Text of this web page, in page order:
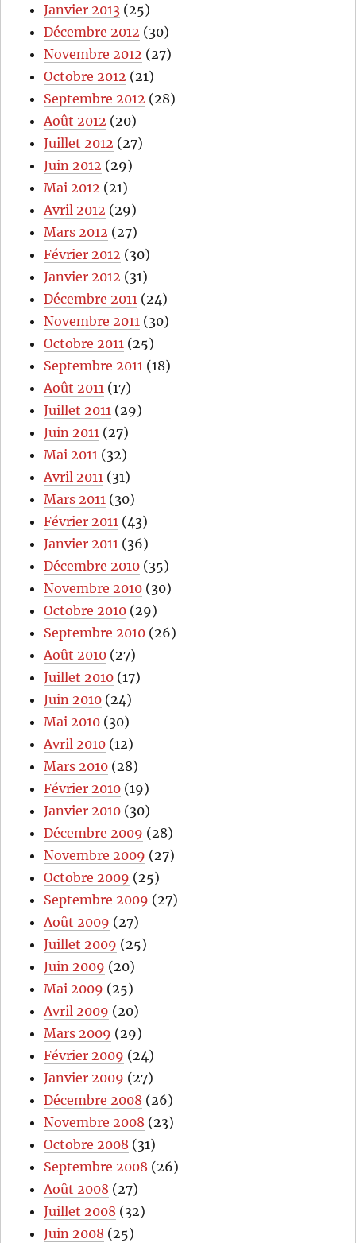
Janvier 2013 (25)
Décembre 2012 (30)
Novembre 2012 (27)
Octobre 2012 (21)
Septembre 2012 (28)
Août 2012 (20)
Juillet 2012 (27)
Juin 2012 (29)
Mai 2012 (21)
Avril 2012 (29)
Mars 2012 (27)
Février 2012 (30)
Janvier 2012 (31)
Décembre 2011 (24)
Novembre 2011 (30)
Octobre 2011 (25)
Septembre 2011 (18)
Août 2011 (17)
Juillet 2011 (29)
Juin 2011 (27)
Mai 2011 (32)
Avril 2011 (31)
Mars 2011 (30)
Février 2011 (43)
Janvier 2011 (36)
Décembre 2010 (35)
Novembre 2010 (30)
Octobre 2010 (29)
Septembre 2010 (26)
Août 2010 (27)
Juillet 2010 (17)
Juin 2010 (24)
Mai 2010 (30)
Avril 2010 (12)
Mars 2010 (28)
Février 2010 (19)
Janvier 2010 (30)
Décembre 2009 (28)
Novembre 2009 (27)
Octobre 2009 (25)
Septembre 2009 (27)
Août 2009 (27)
Juillet 2009 (25)
Juin 2009 (20)
Mai 2009 (25)
Avril 2009 (20)
Mars 2009 (29)
Février 2009 (24)
Janvier 2009 (27)
Décembre 2008 (26)
Novembre 2008 (23)
Octobre 2008 (31)
Septembre 2008 (26)
Août 2008 (27)
Juillet 2008 (32)
Juin 2008 (25)